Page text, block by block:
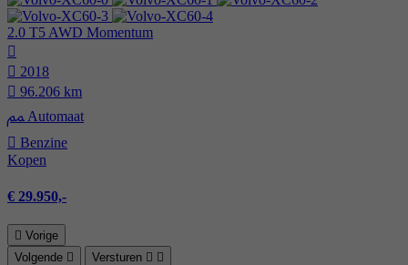
2.0 T5 AWD Momentum
2018
96.206 km
Automaat
Benzine
Kopen
€ 29.950,-
Vorige
Volgende
Versturen